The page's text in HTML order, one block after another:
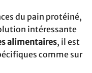
du pain protéiné,
intéressante
alimentaires, il est
comme sur